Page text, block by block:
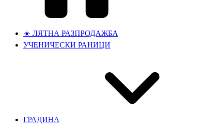
☀️ ЛЯТНА РАЗПРОДАЖБА
УЧЕНИЧЕСКИ РАНИЦИ
ГРАДИНА